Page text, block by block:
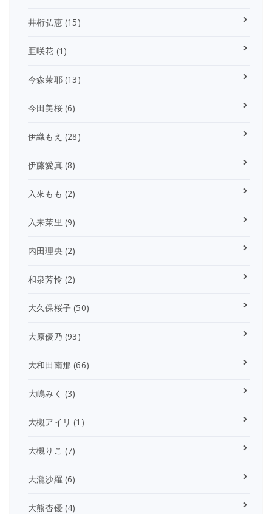
井桁弘恵(15)
亜咲花 (1)
今森茉耶(13)
今田美桜(6)
伊織もえ (28)
伊藤愛真(8)
入來もも (2)
入来茉里 (9)
内田理央 (2)
和泉芳怜 (2)
大久保桜子 (50)
大原優乃 (93)
大和田南那 (66)
大嶋みく (3)
大槻アイリ (1)
大槻りこ (7)
大瀧沙羅 (6)
大熊杏優(4)